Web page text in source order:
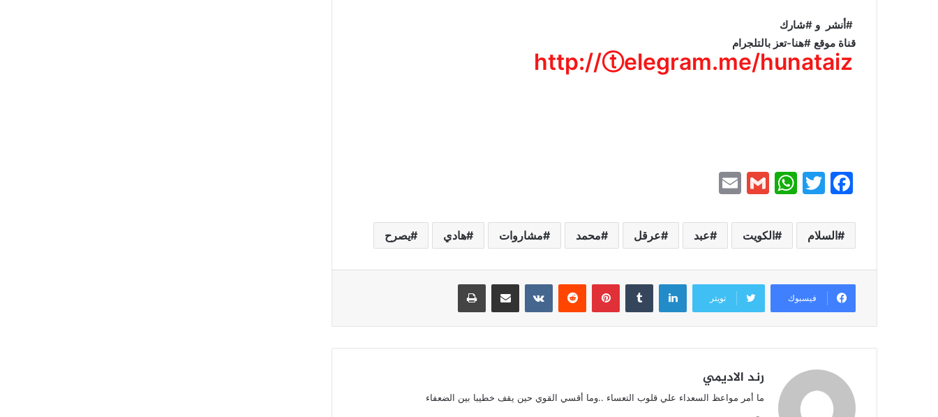
#أنشر و #شارك
قناة موقع #هنا-تعز بالتلجرام
http://ⓣelegram.me/hunataiz
F
c
e
b
o
o
T
itt
er
W
at
s
A
p
p
G
ai
l
ai
l
السلام الكويت عبد عرقل محمد مشاروات هادي يصرح
فيسبوك تويتر
لينكدإن بينتيريست مشاركة عبر البريد طباعة
رند الاديمي
ما أمر مواعظ السعداء علي قلوب التعساء ..وما أقسي القوي حين يقف خطيبا بين الضعفاء